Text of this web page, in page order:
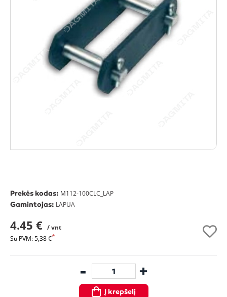
Prekės kodas: M112-100CLC_LAP
Gamintojas: LAPUA
4.45 € / vnt
Su PVM: 5,38 €
- +
Į krepšelį